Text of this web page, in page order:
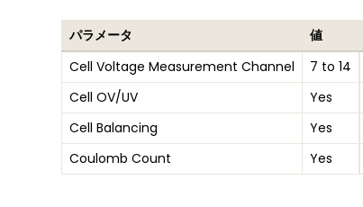
パラメータ
値
Cell Voltage Measurement Channel
7 to 14
Cell OV/UV
Yes
Cell Balancing
Yes
Coulomb Count
Yes